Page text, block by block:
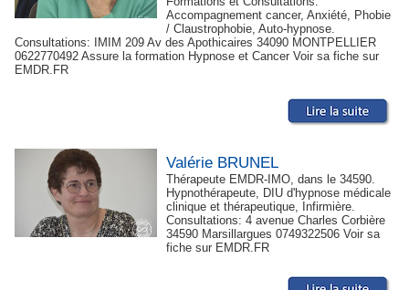
Accompagnement cancer, Anxiété, Phobie
/ Claustrophobie, Auto-hypnose.
Consultations: IMIM 209 Av des Apothicaires 34090 MONTPELLIER
0622770492 Assure la formation Hypnose et Cancer Voir sa fiche sur
EMDR.FR
Valérie BRUNEL
Thérapeute EMDR-IMO, dans le 34590.
Hypnothérapeute, DIU d'hypnose médicale
clinique et thérapeutique, Infirmière.
Consultations: 4 avenue Charles Corbière
34590 Marsillargues 0749322506 Voir sa
fiche sur EMDR.FR